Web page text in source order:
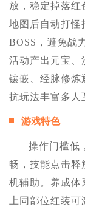
放，稳定掉落红
地图后自动打怪
BOSS，避免战
活动产出元宝、
镶嵌、经脉修炼
抗玩法丰富多人
游戏特色
操作门槛低
畅，技能点击释
机辅助。养成体
上同部位红装可